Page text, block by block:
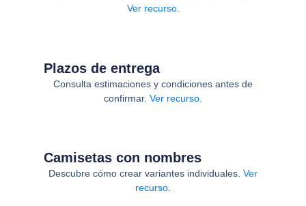
Ver recurso.
Plazos de entrega
Consulta estimaciones y condiciones antes de
confirmar. Ver recurso
Camisetas con nombres
Descubre cómo crear variantes individuales. Ver
recurso.